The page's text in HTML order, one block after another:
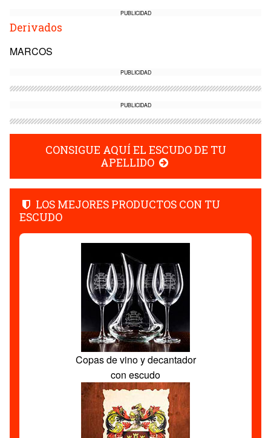
PUBLICIDAD
Derivados
MARCOS
PUBLICIDAD
PUBLICIDAD
CONSIGUE AQUÍ EL ESCUDO DE TU
APELLIDO
LOS MEJORES PRODUCTOS CON TU
ESCUDO
Copas de vino y decantador
con escudo